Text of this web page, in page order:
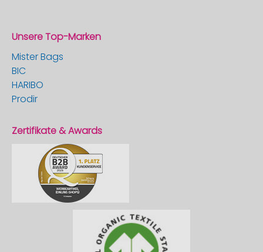
Unsere Top-Marken
Mister Bags
BIC
HARIBO
Prodir
Zertifikate & Awards